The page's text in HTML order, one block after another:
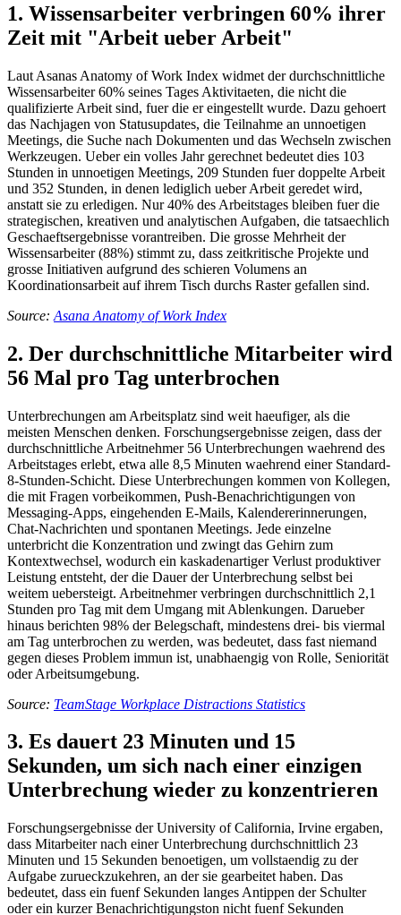
1. Wissensarbeiter verbringen 60% ihrer
Zeit mit "Arbeit ueber Arbeit"
Laut Asanas Anatomy of Work Index widmet der durchschnittliche
Wissensarbeiter 60% seines Tages Aktivitaeten, die nicht die
qualifizierte Arbeit sind, fuer die er eingestellt wurde. Dazu gehoert
das Nachjagen von Statusupdates, die Teilnahme an unnoetigen
Meetings, die Suche nach Dokumenten und das Wechseln zwischen
Werkzeugen. Ueber ein volles Jahr gerechnet bedeutet dies 103
Stunden in unnoetigen Meetings, 209 Stunden fuer doppelte Arbeit
und 352 Stunden, in denen lediglich ueber Arbeit geredet wird,
anstatt sie zu erledigen. Nur 40% des Arbeitstages bleiben fuer die
strategischen, kreativen und analytischen Aufgaben, die tatsaechlich
Geschaeftsergebnisse vorantreiben. Die grosse Mehrheit der
Wissensarbeiter (88%) stimmt zu, dass zeitkritische Projekte und
grosse Initiativen aufgrund des schieren Volumens an
Koordinationsarbeit auf ihrem Tisch durchs Raster gefallen sind.
Source: Asana Anatomy of Work Index
2. Der durchschnittliche Mitarbeiter wird
56 Mal pro Tag unterbrochen
Unterbrechungen am Arbeitsplatz sind weit haeufiger, als die
meisten Menschen denken. Forschungsergebnisse zeigen, dass der
durchschnittliche Arbeitnehmer 56 Unterbrechungen waehrend des
Arbeitstages erlebt, etwa alle 8,5 Minuten waehrend einer Standard-
8-Stunden-Schicht. Diese Unterbrechungen kommen von Kollegen,
die mit Fragen vorbeikommen, Push-Benachrichtigungen von
Messaging-Apps, eingehenden E-Mails, Kalendererinnerungen,
Chat-Nachrichten und spontanen Meetings. Jede einzelne
unterbricht die Konzentration und zwingt das Gehirn zum
Kontextwechsel, wodurch ein kaskadenartiger Verlust produktiver
Leistung entsteht, der die Dauer der Unterbrechung selbst bei
weitem uebersteigt. Arbeitnehmer verbringen durchschnittlich 2,1
Stunden pro Tag mit dem Umgang mit Ablenkungen. Darueber
hinaus berichten 98% der Belegschaft, mindestens drei- bis viermal
am Tag unterbrochen zu werden, was bedeutet, dass fast niemand
gegen dieses Problem immun ist, unabhaengig von Rolle, Seniorität
oder Arbeitsumgebung.
Source: TeamStage Workplace Distractions Statistics
3. Es dauert 23 Minuten und 15
Sekunden, um sich nach einer einzigen
Unterbrechung wieder zu konzentrieren
Forschungsergebnisse der University of California, Irvine ergaben,
dass Mitarbeiter nach einer Unterbrechung durchschnittlich 23
Minuten und 15 Sekunden benoetigen, um vollstaendig zu der
Aufgabe zurueckzukehren, an der sie gearbeitet haben. Das
bedeutet, dass ein fuenf Sekunden langes Antippen der Schulter
oder ein kurzer Benachrichtigungston nicht fuenf Sekunden